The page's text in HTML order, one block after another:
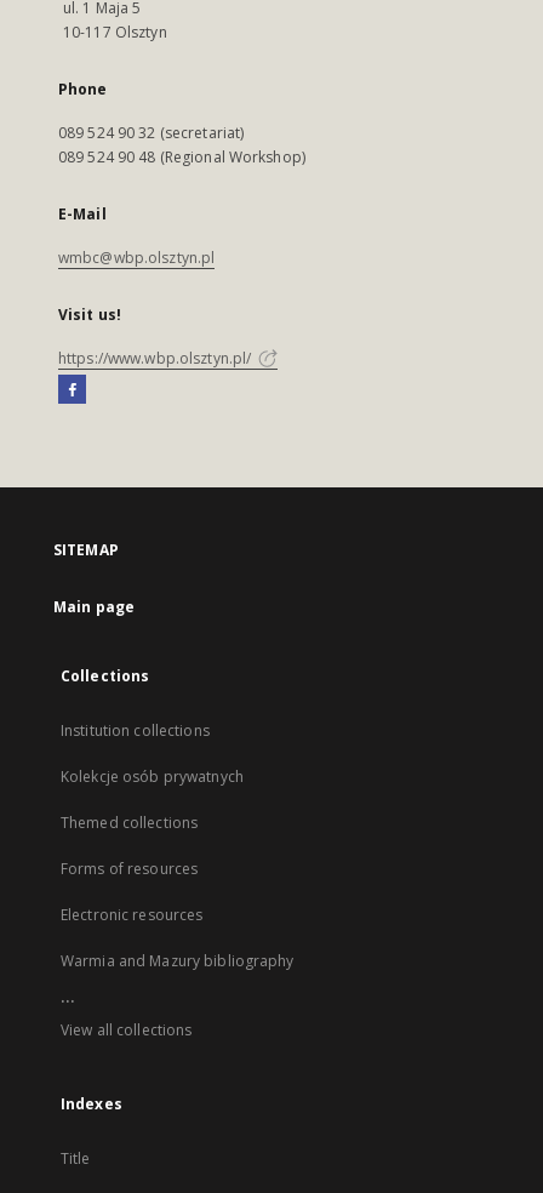
ul. 1 Maja 5
10-117 Olsztyn
Phone
089 524 90 32 (secretariat)
089 524 90 48 (Regional Workshop)
E-Mail
wmbc@wbp.olsztyn.pl
Visit us!
https://www.wbp.olsztyn.pl/
SITEMAP
Main page
Collections
Institution collections
Kolekcje osób prywatnych
Themed collections
Forms of resources
Electronic resources
Warmia and Mazury bibliography
...
View all collections
Indexes
Title